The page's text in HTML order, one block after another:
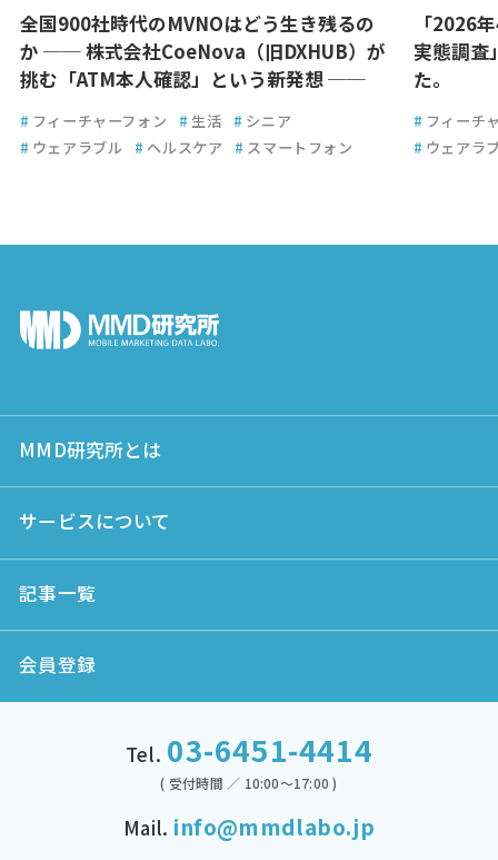
全国900社時代のMVNOはどう生き残るの
か ── 株式会社CoeNova（旧DXHUB）が
挑む「ATM本人確認」という新発想 ──
# フィーチャーフォン # 生活 # シニア
# ウェアラブル # ヘルスケア # スマートフォン
「2026
実態調査
た。
# フィーチ
# ウェアラ
MMD研究所とは
サービスについて
記事一覧
会員登録
Tel. 03-6451-4414
( 受付時間 ／ 10:00～17:00 )
Mail. info@mmdlabo.jp